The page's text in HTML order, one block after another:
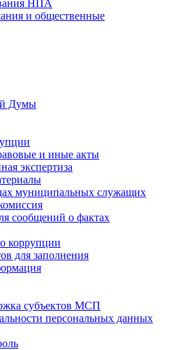
НПА
и общественные
Думы
и иные акты
экспертиза
муниципальных служащих
сообщений о фактах
коррупции
для заполнения
субъектов МСП
персональных данных